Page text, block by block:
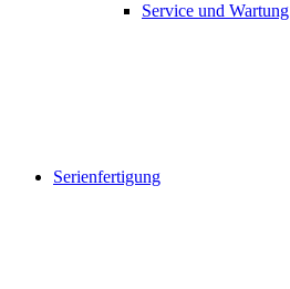
Service und Wartung
Serienfertigung